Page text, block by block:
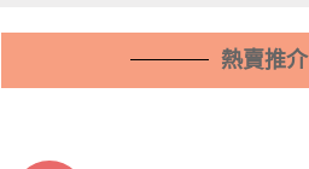
熱賣推介